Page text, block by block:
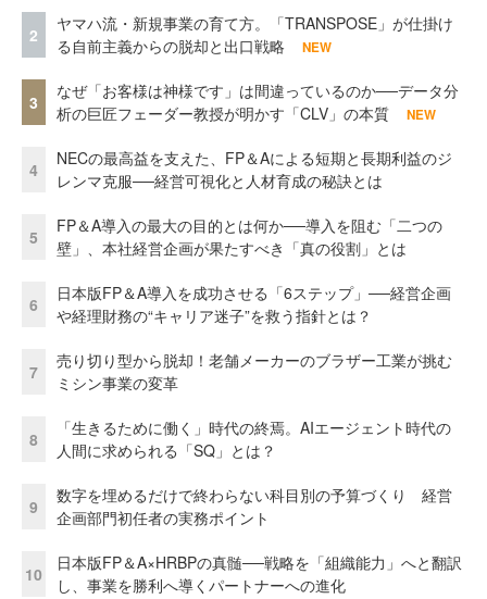
2
ヤマハ流・新規事業の育て方。「TRANSPOSE」が仕掛け
る自前主義からの脱却と出口戦略
NEW
3
なぜ「お客様は神様です」は間違っているのか──データ分
析の巨匠フェーダー教授が明かす「CLV」の本質
NEW
4
NECの最高益を支えた、FP＆Aによる短期と長期利益のジ
レンマ克服──経営可視化と人材育成の秘訣とは
5
FP＆A導入の最大の目的とは何か──導入を阻む「二つの
壁」、本社経営企画が果たすべき「真の役割」とは
6
日本版FP＆A導入を成功させる「6ステップ」──経営企画
や経理財務の“キャリア迷子”を救う指針とは？
7
売り切り型から脱却！老舗メーカーのブラザー工業が挑む
ミシン事業の変革
8
「生きるために働く」時代の終焉。AIエージェント時代の
人間に求められる「SQ」とは？
9
数字を埋めるだけで終わらない科目別の予算づくり 経営
企画部門初任者の実務ポイント
10
日本版FP＆A×HRBPの真髄──戦略を「組織能力」へと翻訳
し、事業を勝利へ導くパートナーへの進化